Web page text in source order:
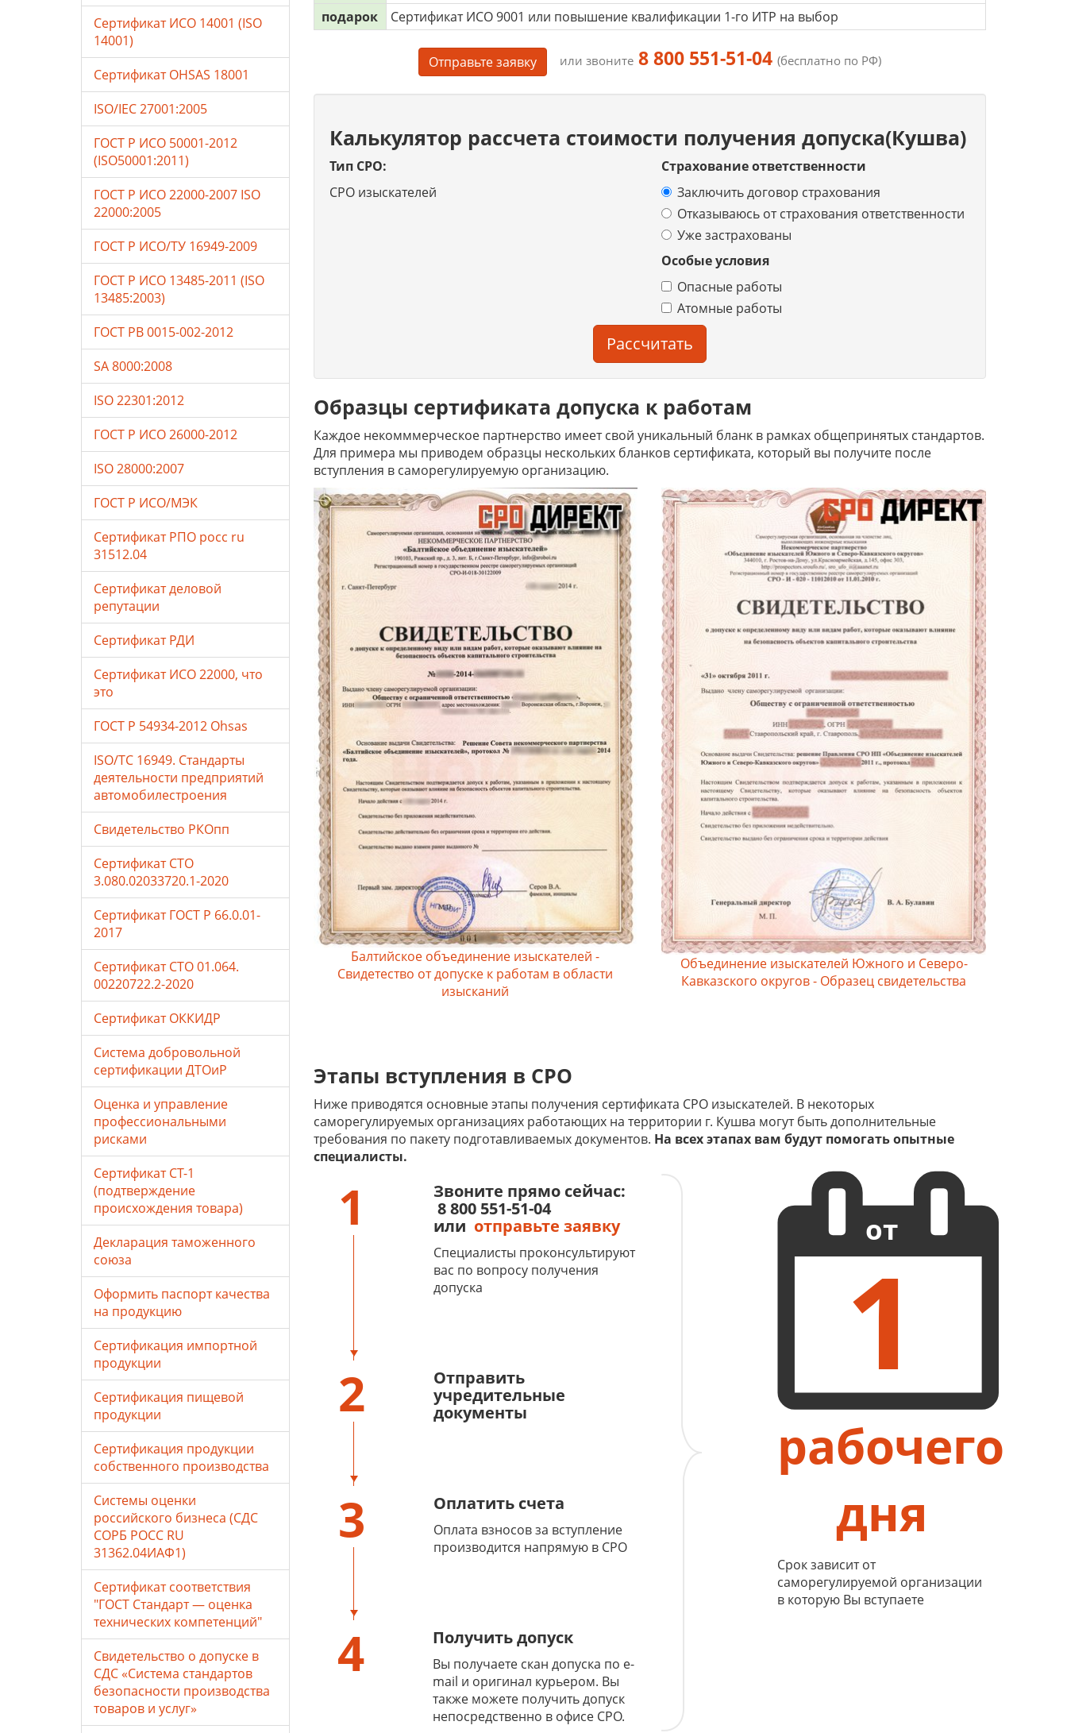
подарок
Сертификат ИСО 9001 или повышение квалификации 1-го ИТР на выбор
Отправьте заявку или звоните8 800 551-51-04 (бесплатно по РФ)
Калькулятор рассчета стоимости получения допуска(Кушва)
Тип СРО:
СРО изыскателей
Страхование ответственности
Заключить договор страхования
Отказываюсь от страхования ответственности
Уже застрахованы
Особые условия
Опасные работы
Атомные работы
Рассчитать
Образцы сертификата допуска к работам
Каждое некомммерческое партнерство имеет свой уникальный бланк в рамках общепринятых стандартов.
Для примера мы приводем образцы нескольких бланков сертификата, который вы получите после
вступления в саморегулируемую организацию.
Балтийское объединение изыскателей -
Свидетество от допуске к работам в области
изысканий
Объединение изыскателей Южного и Северо-
Кавказского округов - Образец свидетельства
Этапы вступления в СРО
Ниже приводятся основные этапы получения сертификата СРО изыскателей. В некоторых
саморегулируемых организациях работающих на территории г. Кушва могут быть дополнительные
требования по пакету подготавливаемых документов. На всех этапах вам будут помогать опытные
специалисты.
1
Звоните прямо сейчас:
8 800 551-51-04
или отправьте заявку
Специалисты проконсультируют
вас по вопросу получения
допуска
2
Отправить
учредительные
документы
3 Оплатить счета
Оплата взносов за вступление
производится напрямую в СРО
4 Получить допуск
Вы получаете скан допуска по e-
mail и оригинал курьером. Вы
также можете получить допуск
непосредственно в офисе СРО.
от
1
рабочего
дня
Срок зависит от
саморегулируемой организации
в которую Вы вступаете
Сертификат ИСО 14001 (ISO
14001)
Сертификат OHSAS 18001
ISO/IEC 27001:2005
ГОСТ Р ИСО 50001-2012
(ISO50001:2011)
ГОСТ Р ИСО 22000-2007 ISO
22000:2005
ГОСТ Р ИСО/ТУ 16949-2009
ГОСТ Р ИСО 13485-2011 (ISO
13485:2003)
ГОСТ РВ 0015-002-2012
SA 8000:2008
ISO 22301:2012
ГОСТ Р ИСО 26000-2012
ISO 28000:2007
ГОСТ Р ИСО/МЭК
Сертификат РПО росс ru
31512.04
Сертификат деловой
репутации
Сертификат РДИ
Сертификат ИСО 22000, что
это
ГОСТ Р 54934-2012 Ohsas
ISO/TC 16949. Стандарты
деятельности предприятий
автомобилестроения
Свидетельство РКОпп
Сертификат СТО
3.080.02033720.1-2020
Сертификат ГОСТ Р 66.0.01-
2017
Сертификат СТО 01.064.
00220722.2-2020
Сертификат ОККИДР
Система добровольной
сертификации ДТОиР
Оценка и управление
профессиональными
рисками
Сертификат СТ-1
(подтверждение
происхождения товара)
Декларация таможенного
союза
Оформить паспорт качества
на продукцию
Сертификация импортной
продукции
Сертификация пищевой
продукции
Сертификация продукции
собственного производства
Системы оценки
российского бизнеса (СДС
СОРБ РОСС RU
31362.04ИАФ1)
Сертификат соответствия
"ГОСТ Стандарт — оценка
технических компетенций"
Свидетельство о допуске в
СДС «Система стандартов
безопасности производства
товаров и услуг»